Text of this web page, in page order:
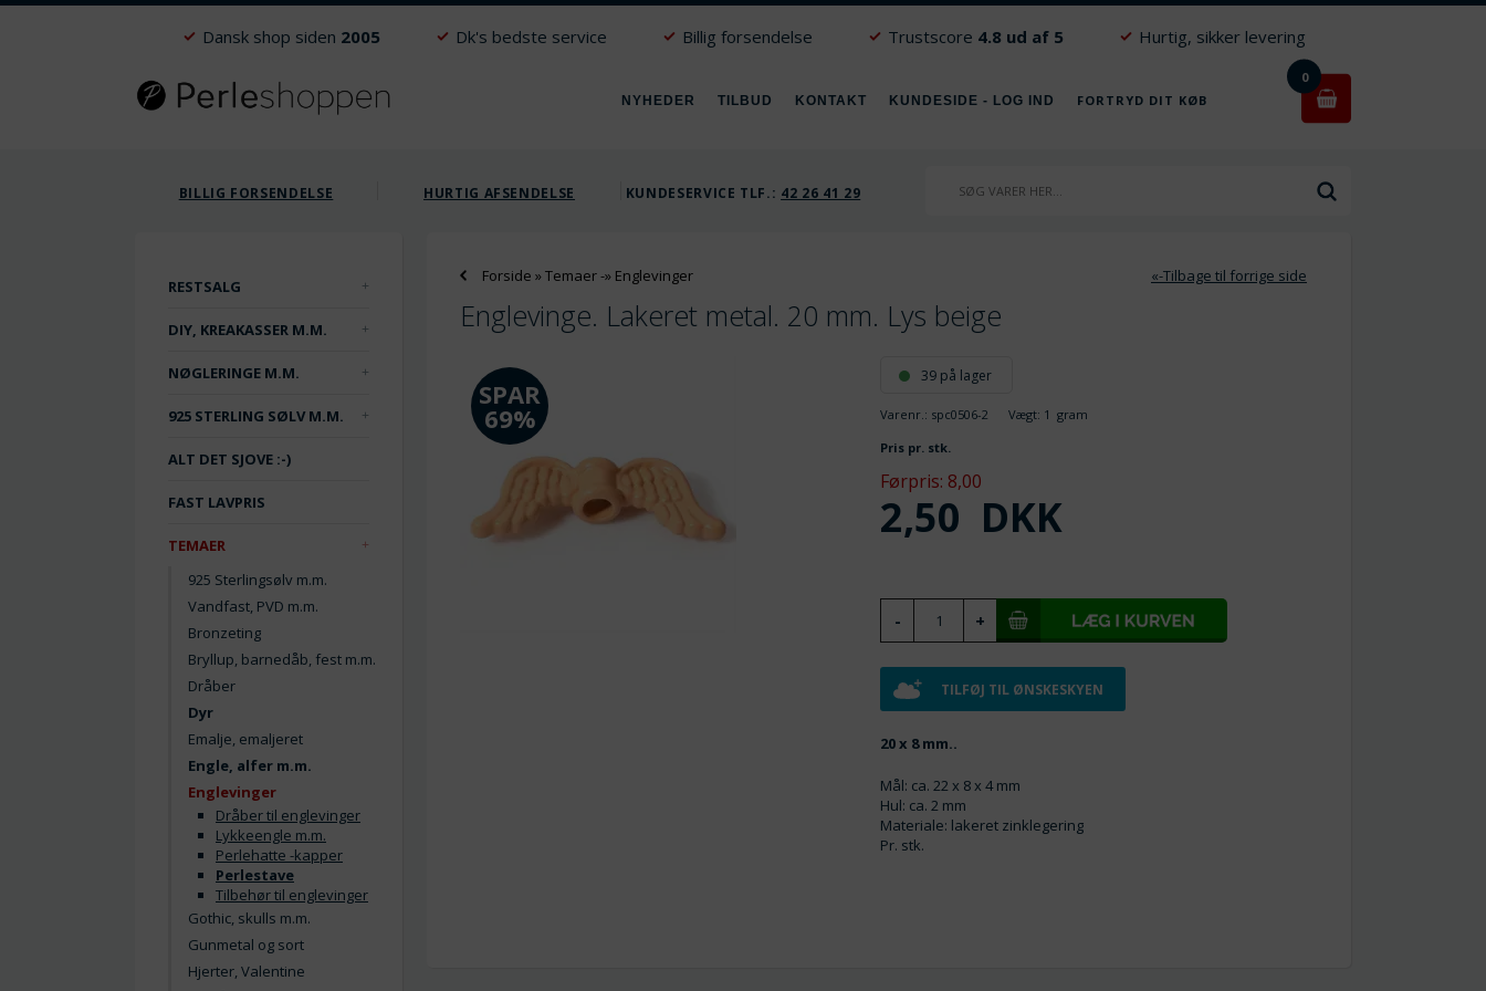
Dansk shop siden 2005 Dk's bedste service Billig forsendelse Trustscore 4.8 ud af 5 Hurtig, sikker levering
NYHEDER TILBUD KONTAKT KUNDESIDE - LOG IND FORTRYD DIT KØB
0
BILLIG FORSENDELSE HURTIG AFSENDELSE KUNDESERVICE TLF.: 42 26 41 29
RESTSALG
DIY, KREAKASSER M.M.
NØGLERINGE M.M.
925 STERLING SØLV M.M.
ALT DET SJOVE :-)
FAST LAVPRIS
TEMAER
925 Sterlingsølv m.m.
Vandfast, PVD m.m.
Bronzeting
Bryllup, barnedåb, fest m.m.
Dråber
Dyr
Emalje, emaljeret
Engle, alfer m.m.
Englevinger
Dråber til englevinger
Lykkeengle m.m.
Perlehatte -kapper
Perlestave
Tilbehør til englevinger
Gothic, skulls m.m.
Gunmetal og sort
Hjerter, Valentine
Forside »Temaer-» Englevinger «-Tilbage til forrige side
Englevinge. Lakeret metal. 20 mm. Lys beige
SPAR
69%
39 på lager
Varenr.: spc0506-2 Vægt: 1 gram
Pris pr. stk.
Førpris: 8,00
2,50 DKK
TILFØJ TIL ØNSKESKYEN
20 x 8 mm..
Mål: ca. 22 x 8 x 4 mm
Hul: ca. 2 mm
Materiale: lakeret zinklegering
Pr. stk.